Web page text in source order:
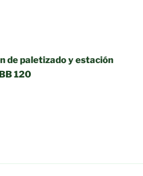
de paletizado y estación
120